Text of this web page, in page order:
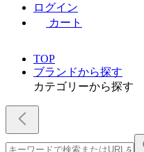
ログイン
カート
TOP
ブランドから探す
カテゴリーから探す